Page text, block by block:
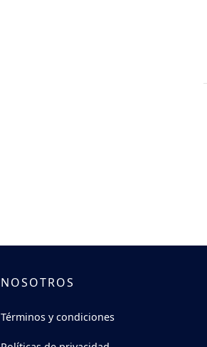
NOSOTROS
Términos y condiciones